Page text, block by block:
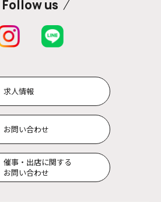
Follow us
求人情報
お問い合わせ
催事・出店に関する
お問い合わせ